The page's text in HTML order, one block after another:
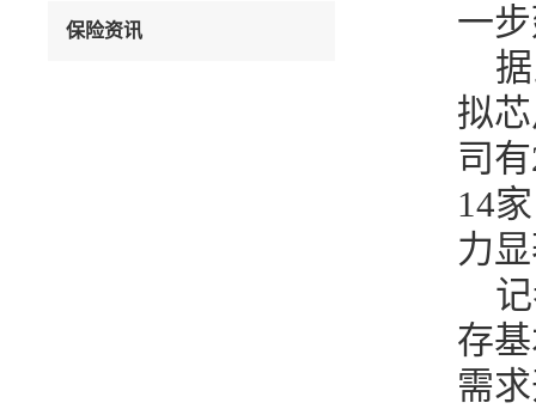
保险资讯
一
拟
司
14
力
存
需